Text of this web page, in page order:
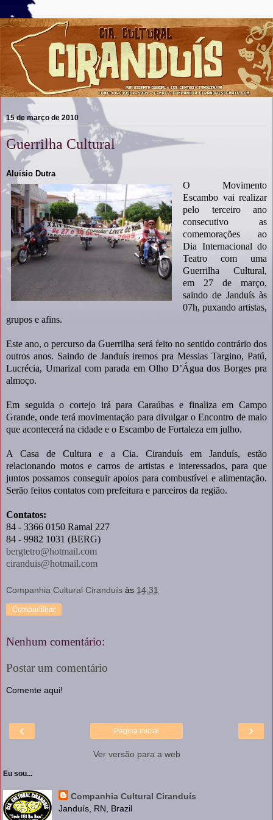
15 de março de 2010
Guerrilha Cultural
Aluisio Dutra
O Movimento
Escambo vai realizar
pelo terceiro ano
consecutivo as
comemorações ao
Dia Internacional do
Teatro com uma
Guerrilha Cultural,
em 27 de março,
saindo de Janduís às
07h, puxando artistas,
grupos e afins.
Este ano, o percurso da Guerrilha será feito no sentido contrário dos
outros anos. Saindo de Janduís iremos pra Messias Targino, Patú,
Lucrécia, Umarizal com parada em Olho D’Água dos Borges pra
almoço.
Em seguida o cortejo irá para Caraúbas e finaliza em Campo
Grande, onde terá movimentação para divulgar o Encontro de maio
que acontecerá na cidade e o Escambo de Fortaleza em julho.
A Casa de Cultura e a Cia. Ciranduís em Janduís, estão
relacionando motos e carros de artistas e interessados, para que
juntos possamos conseguir apoios para combustível e alimentação.
Serão feitos contatos com prefeitura e parceiros da região.
Contatos:
84 - 3366 0150 Ramal 227
84 - 9982 1031 (BERG)
bergtetro@hotmail.com
ciranduis@hotmail.com
Companhia Cultural Ciranduís às 14:31
Compartilhar
Nenhum comentário:
Postar um comentário
Comente aqui!
‹ ›
Página inicial
Ver versão para a web
Eu sou...
Companhia Cultural Ciranduís
Janduís, RN, Brazil